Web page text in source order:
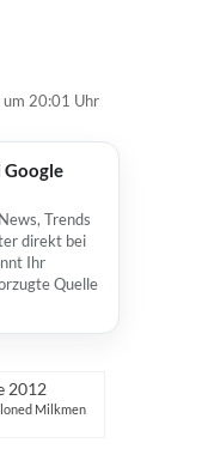
20:01 Uhr
Google
Trends
direkt bei
Ihr
Quelle
Milkmen